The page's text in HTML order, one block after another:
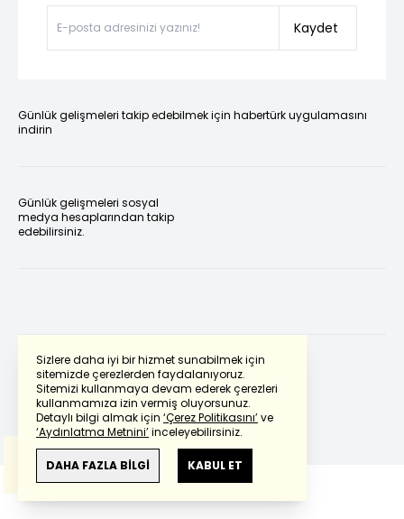
Sizlere daha iyi bir hizmet sunabilmek için
sitemizde çerezlerden faydalanıyoruz.
Sitemizi kullanmaya devam ederek çerezleri
kullanmamıza izin vermiş oluyorsunuz.
Detaylı bilgi almak için ‘Çerez Politikasını’ve
‘Aydınlatma Metnini’inceleyebilirsiniz.
DAHA FAZLA BİLGİ KABUL ET
Kaydet
Günlük gelişmeleri takip edebilmek için habertürk uygulamasını
indirin
Günlük gelişmeleri sosyal
medya hesaplarından takip
edebilirsiniz.
Powered by Translate
Bu çevirideGoogle Transletekullanılmıştır.
Anlam ve çeviri hatalarından
haberturk.com
sorumlu değildir.